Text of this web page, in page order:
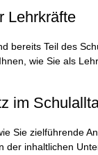
Lehrkräfte
bereits Teil des
wie Sie als
im
Sie zielführende
der inhaltlichen